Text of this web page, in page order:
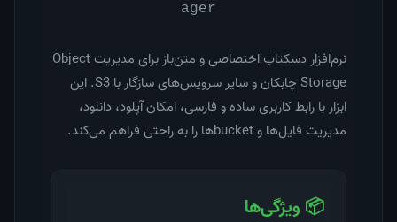
ager
نرم‌افزار دسکتاپ اختصاصی و متن‌باز برای مدیریت Object
Storage چابکان و سایر سرویس‌های سازگار با S3. این
ابزار با رابط کاربری ساده و فارسی، امکان آپلود، دانلود،
مدیریت فایل‌ها و bucket‌ها را به راحتی فراهم می‌کند.
📦 ویژگی‌ها